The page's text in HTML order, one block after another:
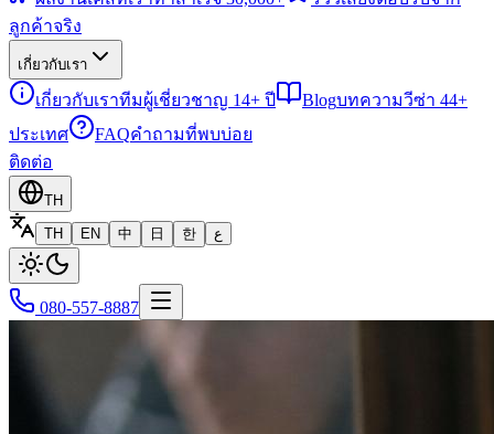
ลูกค้าจริง
เกี่ยวกับเรา
เกี่ยวกับเราทีมผู้เชี่ยวชาญ 14+ ปี Blogบทความวีซ่า 44+
ประเทศ
FAQคำถามที่พบบ่อย
ติดต่อ
TH
TH
EN 中 日 한 ع
080-557-8887